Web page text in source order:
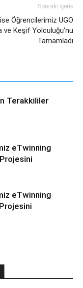
Sonraki İçerik
Öğrencilerimiz UGO
ve Keşif Yolculuğu’nu
Tamamladı
Terakkililer
eTwinning
eTwinning